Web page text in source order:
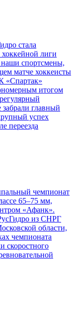
стала
лиги
наши спортсмены,
матче хоккеисты
«Спартак»
итогом
главный
успех
переезда
чемпионат
65–75 мм,
«Афанк».
из СНРГ
области,
чемпионата
скоростного